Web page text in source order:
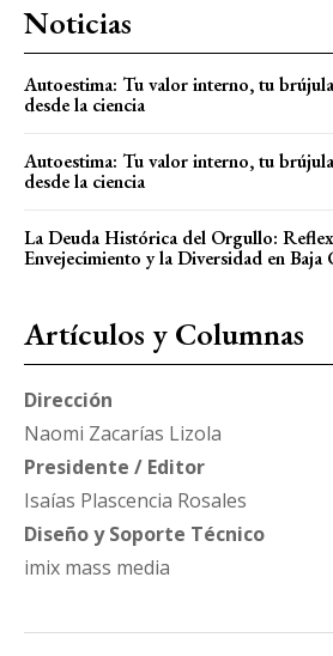
Noticias
Autoestima: Tu valor interno, tu
desde la ciencia
Autoestima: Tu valor interno, tu
desde la ciencia
La Deuda Histórica del Orgullo:
Envejecimiento y la Diversidad en Baja
Artículos y Columnas
Dirección
Naomi Zacarías Lizola
Presidente / Editor
Isaías Plascencia Rosales
Diseño y Soporte Técnico
imix mass media